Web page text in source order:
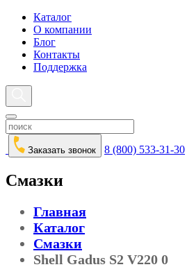
Каталог
О компании
Блог
Контакты
Поддержка
Заказать звонок 8 (800) 533-31-30
Смазки
Главная
Каталог
Смазки
Shell Gadus S2 V220 0